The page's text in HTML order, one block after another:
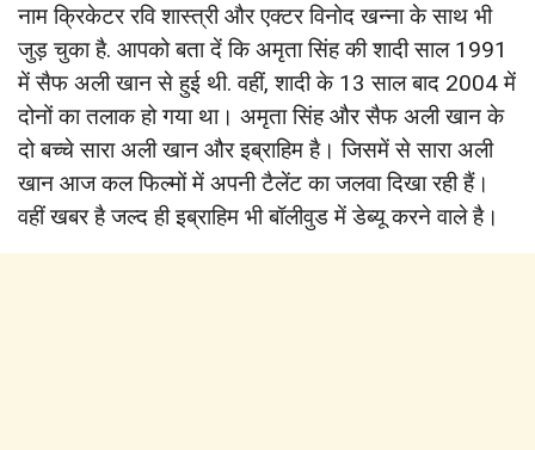
नाम क्रिकेटर रवि शास्त्री और एक्टर विनोद खन्ना के साथ भी
जुड़ चुका है. आपको बता दें कि अमृता सिंह की शादी साल 1991
में सैफ अली खान से हुई थी. वहीं, शादी के 13 साल बाद 2004 में
दोनों का तलाक हो गया था। अमृता सिंह और सैफ अली खान के
दो बच्चे सारा अली खान और इब्राहिम है। जिसमें से सारा अली
खान आज कल फिल्मों में अपनी टैलेंट का जलवा दिखा रही हैं।
वहीं खबर है जल्द ही इब्राहिम भी बॉलीवुड में डेब्यू करने वाले है।